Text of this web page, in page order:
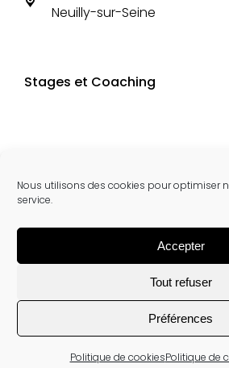
Nous utilisons des cookies pour optimiser
service.
Accepter
Tout refuser
Préférences
Politique de cookiesPolitique de
Neuilly-sur-Seine
Stages et Coaching
Site réalisé par The First